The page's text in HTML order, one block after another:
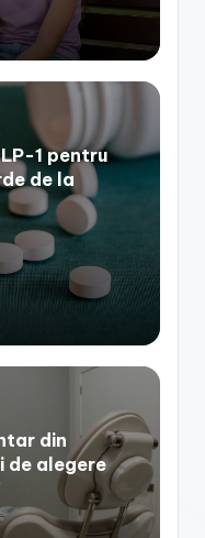
1 pentru
de la
din
de alegere